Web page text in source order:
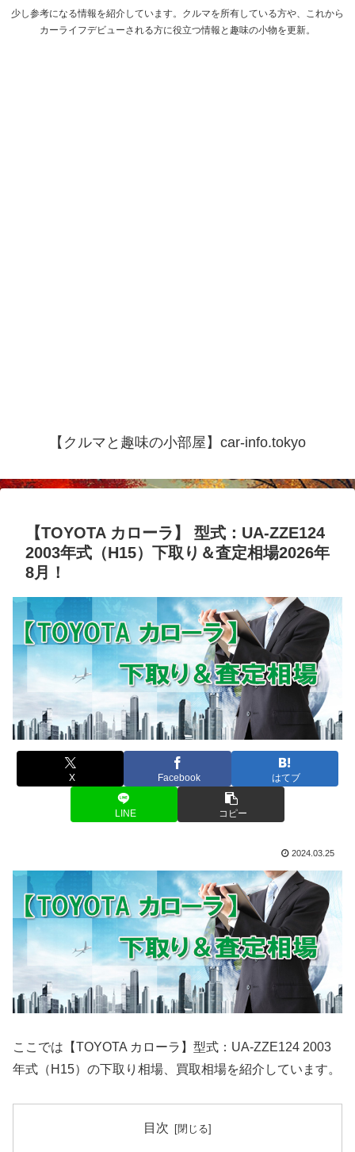
少し参考になる情報を紹介しています。クルマを所有している方や、これから
カーライフデビューされる方に役立つ情報と趣味の小物を更新。
【クルマと趣味の小部屋】car-info.tokyo
【TOYOTA カローラ】 型式：UA-ZZE124
2003年式（H15）下取り＆査定相場2026年
8月！
X Facebook はてブ
LINE コピー
2024.03.25
ここでは【TOYOTA カローラ】型式：UA-ZZE124 2003
年式（H15）の下取り相場、買取相場を紹介しています。
目次